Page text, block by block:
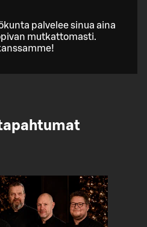
palvelee sinua aina
mutkattomasti.